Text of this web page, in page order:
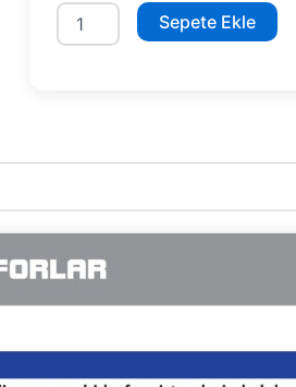
SHT16C
750/7
Sepete Ekle